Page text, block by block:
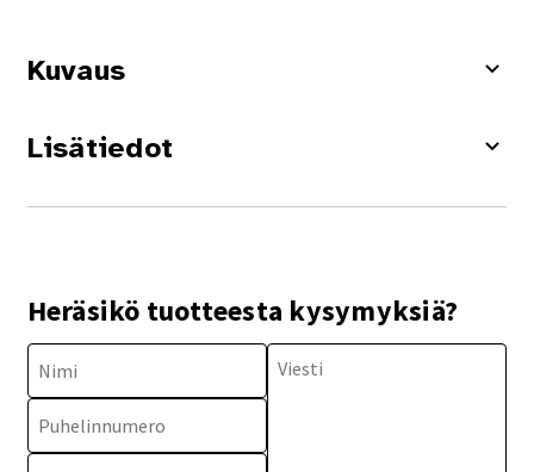
Kuvaus
Lisätiedot
Heräsikö tuotteesta kysymyksiä?